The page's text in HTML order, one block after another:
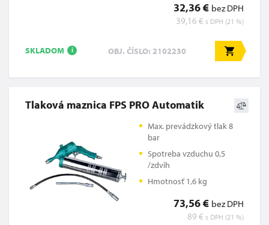
32,36 € bez DPH
39,16 € s DPH (21 %)
SKLADOM i OBJ. ČÍSLO: 2102230
Tlaková maznica FPS PRO Automatik
Max. prevádzkový tlak 8
bar
Spotreba vzduchu 0,5
/zdvih
Hmotnosť 1,6 kg
73,56 € bez DPH
89 € s DPH (21 %)